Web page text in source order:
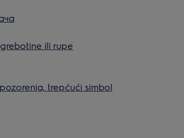
ili rupe
trepćući simbol